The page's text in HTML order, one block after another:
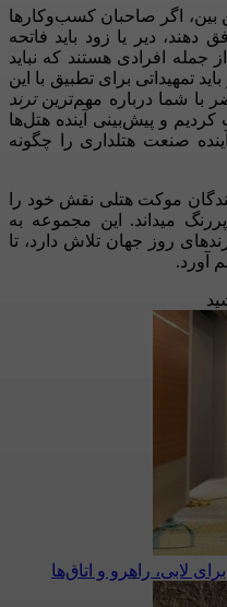
بین، اگر صاحبان کسب‌وکارها
دهند، دیر یا زود باید فاتحه
جمله افرادی هستند که نباید
تمهیداتی برای تطبیق با این
با شما درباره مهم‌ترینترند
و پیش‌بینی آینده هتل‌ها
صنعت هتلداری را چگونه
موکت هتلی نقش خود را
میداند. این مجموعه به
روز جهان تلاش دارد، تا
آورد.
لابی، راهرو و اتاق‌ها